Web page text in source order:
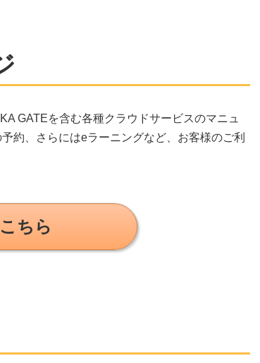
GATEを含む各種クラウドサービスのマニュ
約、さらにはeラーニングなど、お客様のご利
ちら